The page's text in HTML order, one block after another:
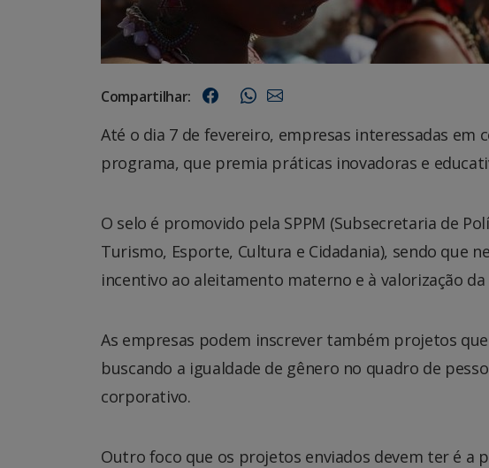
Compartilhar:
Até o dia 7 de fevereiro, empresas interessadas em
programa, que premia práticas inovadoras e
O selo é promovido pela SPPM (Subsecretaria de
Turismo, Esporte, Cultura e Cidadania), sendo que
incentivo ao aleitamento materno e à valorização
As empresas podem inscrever também projetos
buscando a igualdade de gênero no quadro de
corporativo.
Outro foco que os projetos enviados devem ter é a